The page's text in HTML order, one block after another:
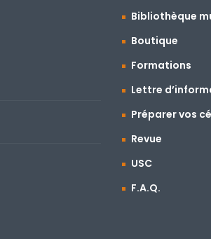
Bibliothèque
Boutique
Formations
Lettre
Préparer vos
Revue
USC
F.A.Q.